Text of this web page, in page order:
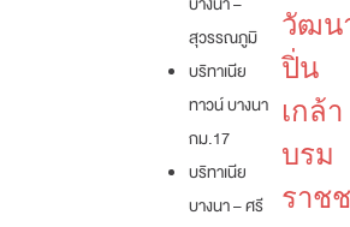
สุวรรณภูมิ
บริทาเนีย
ทาวน์ บางนา
กม.17
บริทาเนีย
บางนา – ศรี
วัฒน
ปิ่น
เกล้า
บรม
ราช